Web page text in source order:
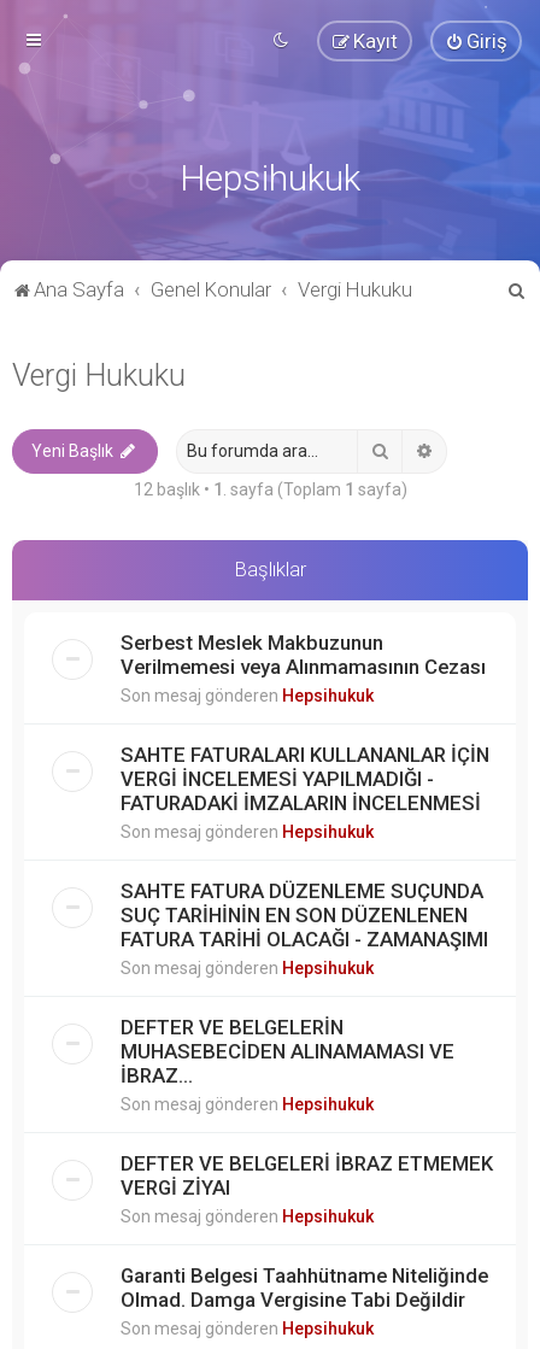
Giriş
Kayıt
Hepsihukuk
Ana Sayfa Genel Konular Vergi Hukuku
Vergi Hukuku
Yeni Başlık
12 başlık • 1 . sayfa (Toplam 1 sayfa)
Başlıklar
Serbest Meslek Makbuzunun
Verilmemesi veya Alınmamasının Cezası
Son mesaj gönderen Hepsihukuk
SAHTE FATURALARI KULLANANLAR İÇİN
VERGİ İNCELEMESİ YAPILMADIĞI -
FATURADAKİ İMZALARIN İNCELENMESİ
Son mesaj gönderen Hepsihukuk
SAHTE FATURA DÜZENLEME SUÇUNDA
SUÇ TARİHİNİN EN SON DÜZENLENEN
FATURA TARİHİ OLACAĞI - ZAMANAŞIMI
Son mesaj gönderen Hepsihukuk
DEFTER VE BELGELERİN
MUHASEBECİDEN ALINAMAMASI VE
İBRAZ...
Son mesaj gönderen Hepsihukuk
DEFTER VE BELGELERİ İBRAZ ETMEMEK
VERGİ ZİYAI
Son mesaj gönderen Hepsihukuk
Garanti Belgesi Taahhütname Niteliğinde
Olmad. Damga Vergisine Tabi Değildir
Son mesaj gönderen Hepsihukuk